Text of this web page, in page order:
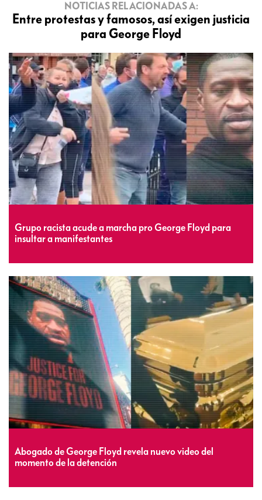
NOTICIAS RELACIONADAS A:
Entre protestas y famosos, así exigen justicia
para George Floyd
Grupo racista acude a marcha pro George Floyd para
insultar a manifestantes
Abogado de George Floyd revela nuevo video del
momento de la detención